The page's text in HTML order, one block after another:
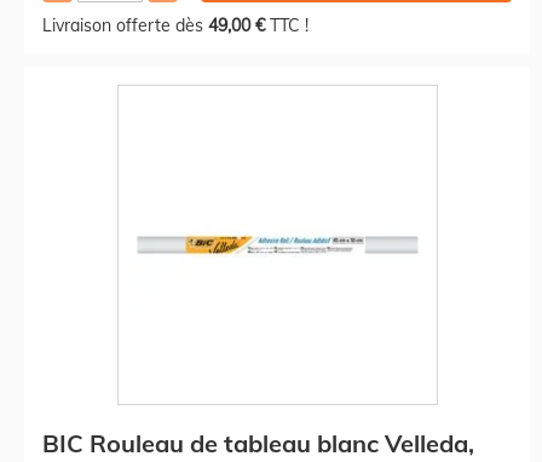
Livraison offerte dès 49,00 €TTC !
BIC Rouleau de tableau blanc Velleda,